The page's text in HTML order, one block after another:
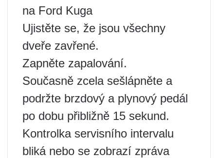
na Ford Kuga
Ujistěte se, že jsou všechny
dveře zavřené.
Zapněte zapalování.
Současně zcela sešlápněte a
podržte brzdový a plynový pedál
po dobu přibližně 15 sekund.
Kontrolka servisního intervalu
bliká nebo se zobrazí zpráva